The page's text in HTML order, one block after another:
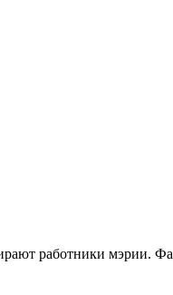
работники мэрии.